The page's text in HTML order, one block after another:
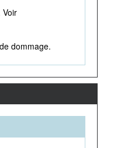
Voir
dommage.